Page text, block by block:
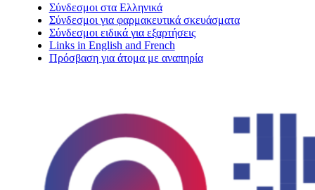
Σύνδεσμοι στα Ελληνικά
Σύνδεσμοι για φαρμακευτικά σκευάσματα
Σύνδεσμοι ειδικά για εξαρτήσεις
Links in English and French
Πρόσβαση για άτομα με αναπηρία